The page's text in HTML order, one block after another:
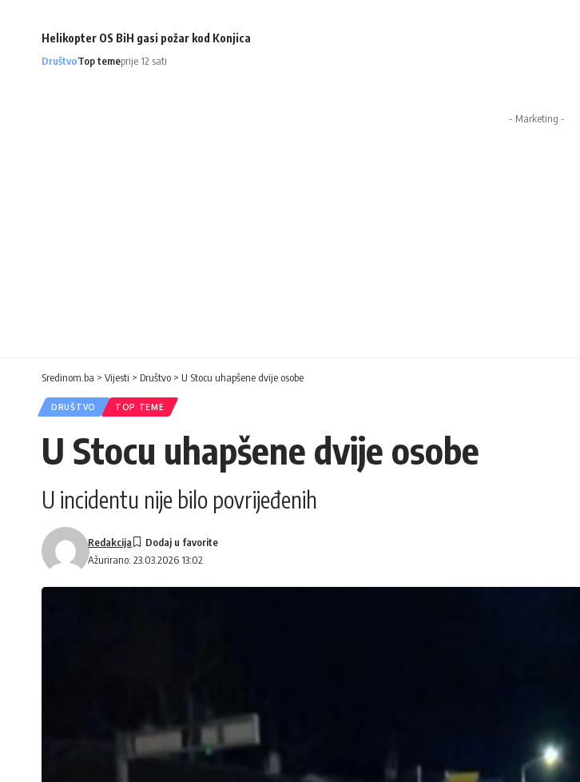
Helikopter OS BiH gasi požar kod Konjica
DruštvoTop temeprije 12 sati
- Marketing -
Sredinom.ba > Vijesti > Društvo > U Stocu uhapšene dvije osobe
DRUŠTVO TOP TEME
U Stocu uhapšene dvije osobe
U incidentu nije bilo povrijeđenih
Ažurirano: 23.03.2026 13:02
Redakcija